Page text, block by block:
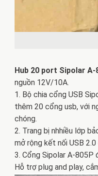
Hub 20 port Sipolar A-
nguồn 12V/10A.
1. Bộ chia cổng USB
thêm 20 cổng usb, với
chóng.
2. Trang bị nhhiều lớp
mở rộng kết nối USB 2.0
3. Cổng Sipolar A-
Hỗ trợ plug and play,